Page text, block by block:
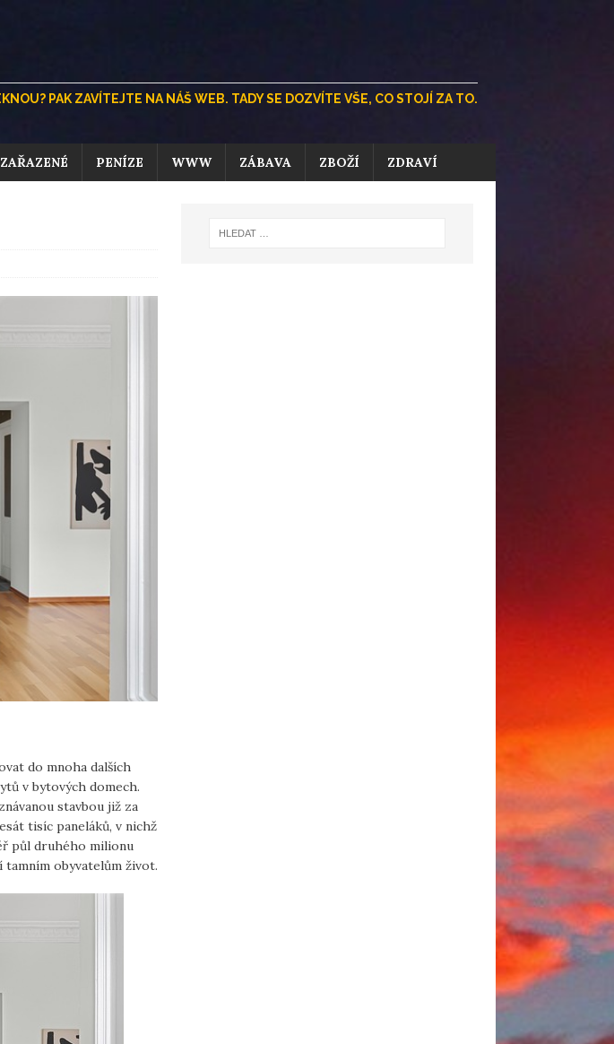
PAK ZAVÍTEJTE NA NÁŠ WEB. TADY SE DOZVÍTE VŠE, CO STOJÍ ZA TO.
PENÍZE WWW ZÁBAVA ZBOŽÍ ZDRAVÍ
do mnoha dalších
v bytových domech.
stavbou již za
tisíc paneláků, v nichž
půl druhého milionu
obyvatelům život.